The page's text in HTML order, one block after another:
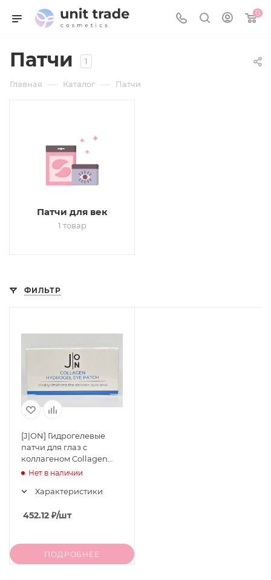
0
Патчи 1
Главная — Каталог — Патчи
Патчи для век
1 товар
ФИЛЬТР
[J|ON] Гидрогелевые
патчи для глаз с
коллагеном Collagen
Hydrogel Eye Patch, 90 г
Нет в наличии
Характеристики
452.12 ₽/шт
ПОДРОБНЕЕ